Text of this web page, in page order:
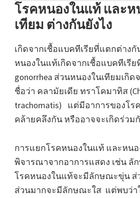
โรคหนองในแท้ และห
เทียม ต่างกันยังไง
เกิดจากเชื้อแบคทีเรียที่แตกต่างกั
หนองในแท้เกิดจากเชื้อแบคทีเรีย
gonorrhea ส่วนหนองในเทียมเกิด
ชื่อว่า คลามัยเดีย ทราโคมาทิส
trachomatis) แต่มีอาการของโร
คล้ายคลึงกัน หรืออาจจะเกิดร่วม
การแยกโรคหนองในแท้ และหนอ
พิจารณาจากอาการแสดง เช่น ลั
โรคหนองในแท้จะมีลักษณะขุ่น ส่
ส่วนมากจะมีลักษณะใส แต่พบว่า